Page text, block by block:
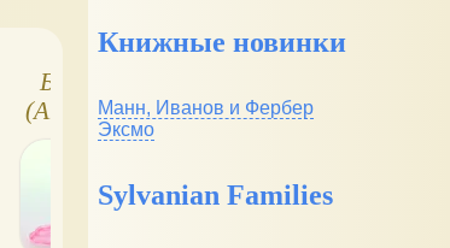
Бульдог Энни
(Annie Bulldog),
собачки Mix Pups
Книжные новинки
Манн, Иванов и Фербер
Эксмо
Sylvanian Families